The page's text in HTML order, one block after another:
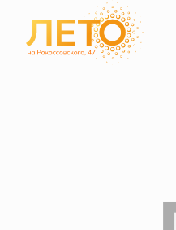
1-комнатная35.5 м